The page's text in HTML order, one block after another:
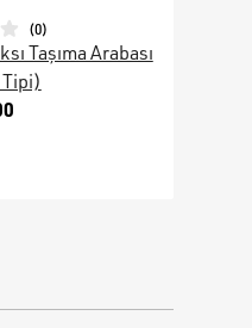
(0)
Taşıma Arabası
Tipi)